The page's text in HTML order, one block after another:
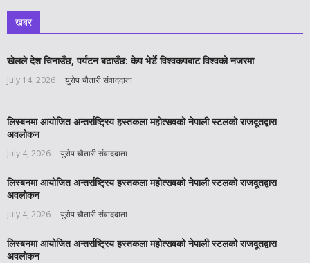
खबर
खेलले देश चिनाउँछ, पर्यटन बढाउँछ: केप भेर्डे विश्वकपबाट विश्वको नजरमा
July 14, 2026 युरोप चौतारी संवाददाता
लिस्बनमा आयोजित अन्तर्राष्ट्रिय हस्तकला महोत्सवको नेपाली स्टलको राजदूतद्वारा
अवलोकन
July 4, 2026 युरोप चौतारी संवाददाता
लिस्बनमा आयोजित अन्तर्राष्ट्रिय हस्तकला महोत्सवको नेपाली स्टलको राजदूतद्वारा
अवलोकन
July 4, 2026 युरोप चौतारी संवाददाता
लिस्बनमा आयोजित अन्तर्राष्ट्रिय हस्तकला महोत्सवको नेपाली स्टलको राजदूतद्वारा
अवलोकन